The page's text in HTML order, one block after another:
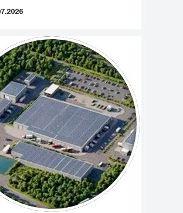
становится обязательной
реализации продукции